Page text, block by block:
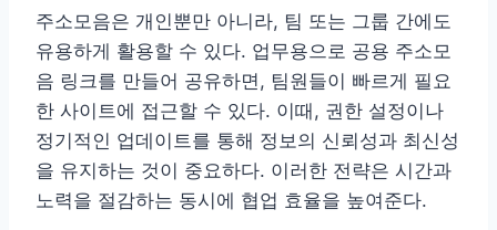
주소모음은 개인뿐만 아니라, 팀 또는 그룹 간에도
유용하게 활용할 수 있다. 업무용으로 공용 주소모
음 링크를 만들어 공유하면, 팀원들이 빠르게 필요
한 사이트에 접근할 수 있다. 이때, 권한 설정이나
정기적인 업데이트를 통해 정보의 신뢰성과 최신성
을 유지하는 것이 중요하다. 이러한 전략은 시간과
노력을 절감하는 동시에 협업 효율을 높여준다.